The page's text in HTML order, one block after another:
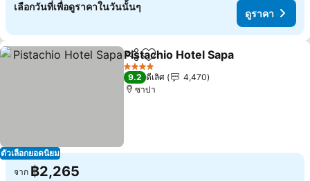
เลือกวันที่เพื่อดูราคาในวันนั้นๆ
ดูราคา
ตัวเลือกยอดนิยม
แชร์ เพิ่มในรายการโปรด
Pistachio Hotel Sapa
4 ดาว
9.2 ดีเลิศ
4,470
ซาปา
จาก ฿2,265